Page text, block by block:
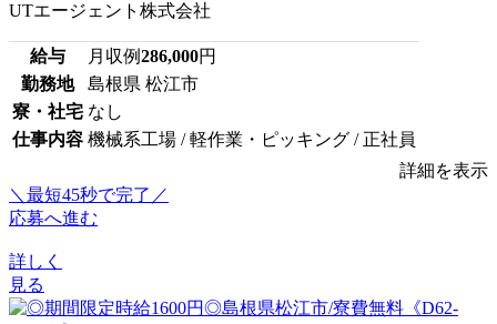
UTエージェント株式会社
給与 月収例286,000円
勤務地
島根県 松江市
寮・社宅 なし
仕事内容 機械系工場 / 軽作業・ピッキング / 正社員
詳細を表示
＼最短45秒で完了／
応募へ進む
詳しく
見る